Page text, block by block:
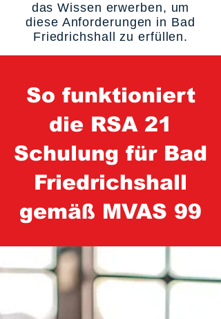
das Wissen erwerben, um
diese Anforderungen in Bad
Friedrichshall zu erfüllen.
So funktioniert
die RSA 21
Schulung für Bad
Friedrichshall
gemäß MVAS 99